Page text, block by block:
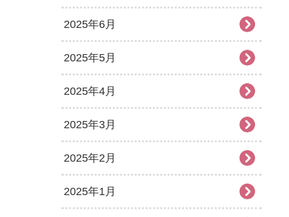
2025年6月
2025年5月
2025年4月
2025年3月
2025年2月
2025年1月